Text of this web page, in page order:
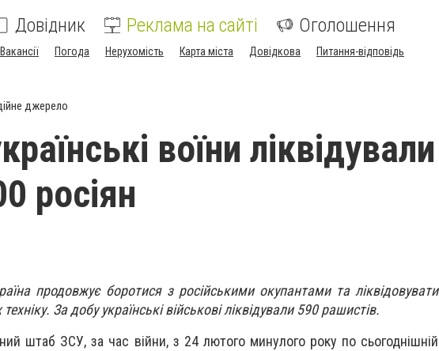
Довідник Реклама на сайті Оголошення
Вакансії Погода Нерухомість Карта міста Довідкова Питання-відповідь
джерело
воїни ліквідували
росіян
продовжує боротися з російськими окупантами та ліквідовувати
За добу українські військові ліквідували 590 рашистів.
штаб ЗСУ, за час війни, з 24 лютого минулого року по сьогоднішній